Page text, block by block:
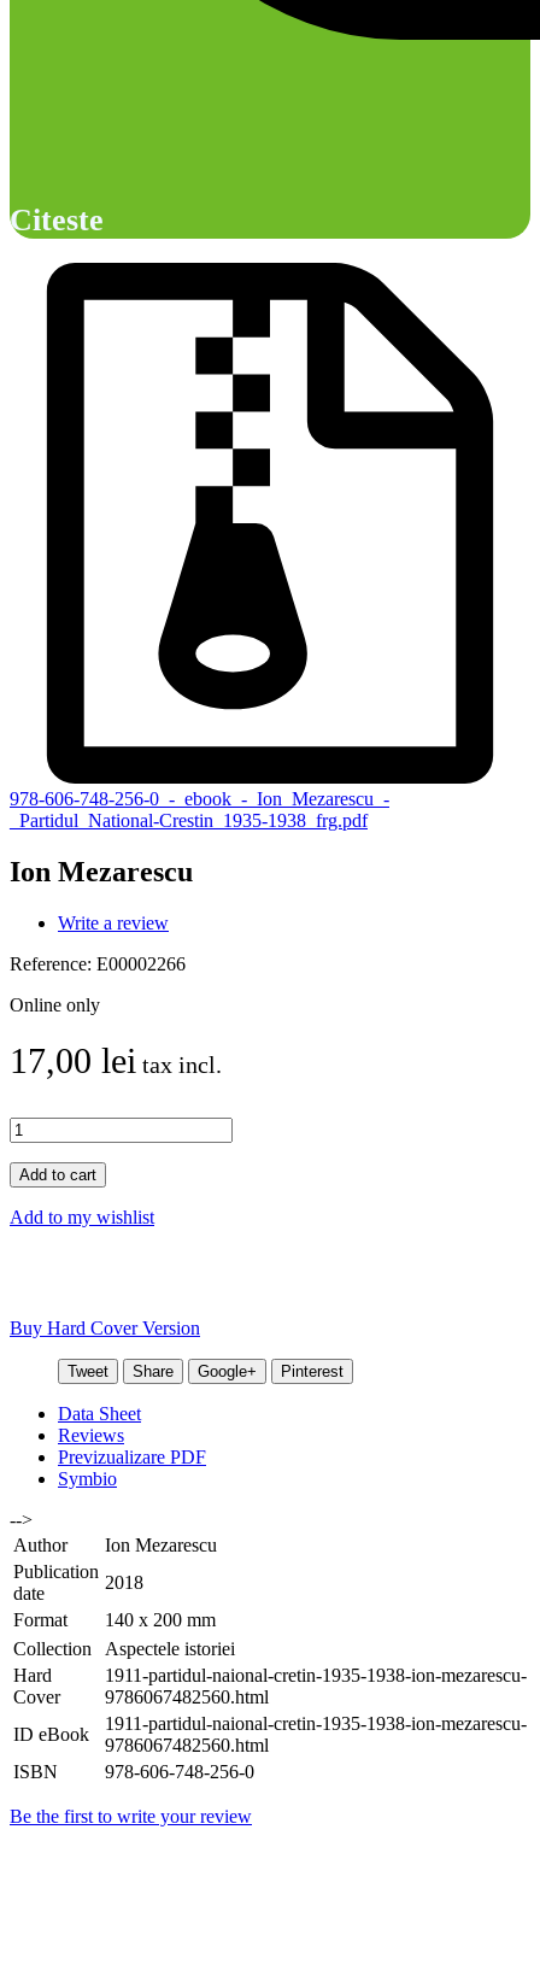
Citeste
978-606-748-256-0_-_ebook_-_Ion_Mezarescu_-
_Partidul_National-Crestin_1935-1938_frg.pdf
Ion Mezarescu
Write a review
Reference: E00002266
Online only
17,00 lei tax incl.
Add to cart
Add to my wishlist
Buy Hard Cover Version
Tweet Share Google+ Pinterest
Data Sheet
Reviews
Previzualizare PDF
Symbio
-->
Author
Ion Mezarescu
Publication
date
2018
Format
140 x 200 mm
Collection
Aspectele istoriei
Hard
Cover
1911-partidul-naional-cretin-1935-1938-ion-mezarescu-
9786067482560.html
ID eBook
1911-partidul-naional-cretin-1935-1938-ion-mezarescu-
9786067482560.html
ISBN
978-606-748-256-0
Be the first to write your review